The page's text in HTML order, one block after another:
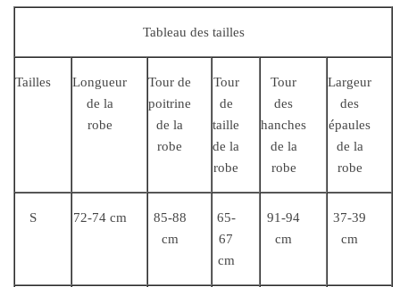
Tableau des tailles
Tailles
Longueur
de la
robe
Tour de
poitrine
de la
robe
Tour
de
taille
de la
robe
Tour
des
hanches
de la
robe
Largeur
des
épaules
de la
robe
S 72-74 cm
85-88
cm
65-
67
cm
91-94
cm
37-39
cm